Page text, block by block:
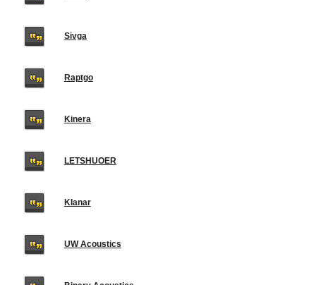
Sivga
Raptgo
Kinera
LETSHUOER
Klanar
UW Acoustics